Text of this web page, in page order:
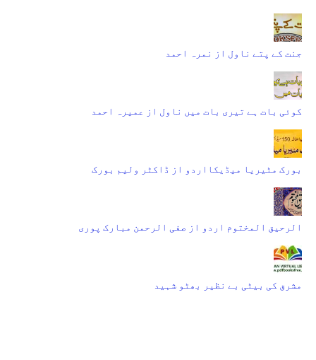
جنت کے پتے ناول از نمرہ احمد
کوئی بات ہے تیری بات میں ناول از عمیرہ احمد
بورک مٹیریا میڈیکااردو از ڈاکٹر ولیم بورک
الرحیق المختوم اردو از صفی الرحمن مبارک پوری
مشرق کی بیٹی بے نظیر بھٹو شہید